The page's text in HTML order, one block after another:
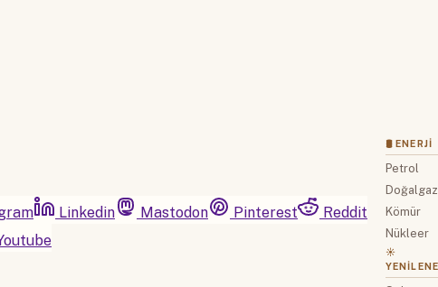
Linkedin Mastodon Pinterest
Reddit
🛢 ENERJI
Petrol
Doğalgaz
Kömür
Nükleer
☀️